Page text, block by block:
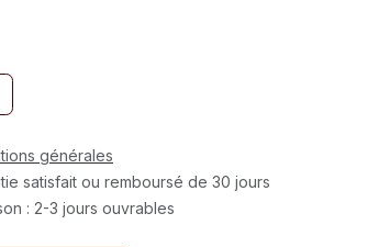
générales
satisfait ou remboursé de 30 jours
: 2-3 jours ouvrables